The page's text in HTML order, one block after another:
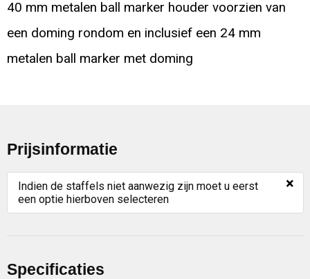
40 mm metalen ball marker houder voorzien van
een doming rondom en inclusief een 24 mm
metalen ball marker met doming
Prijsinformatie
Indien de staffels niet aanwezig zijn moet u eerst
een optie hierboven selecteren
×
Specificaties